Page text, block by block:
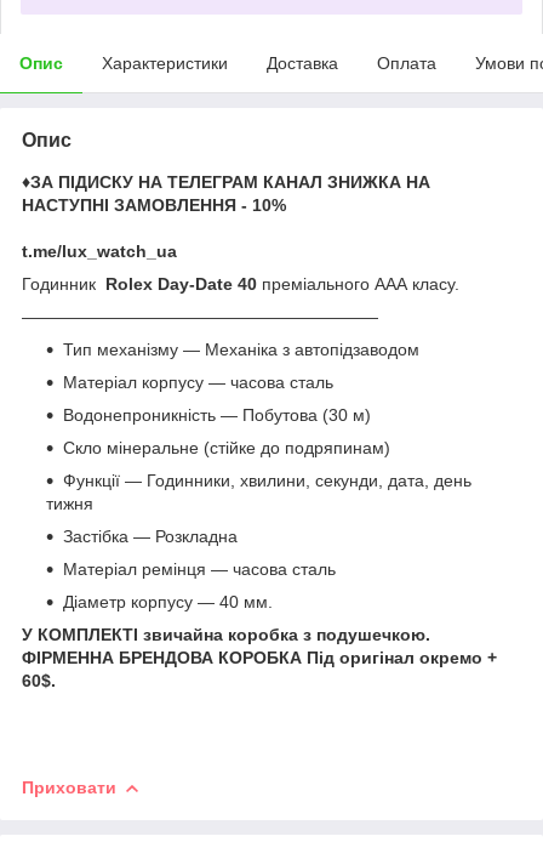
Опис Характеристики Доставка Оплата Умови
Опис
♦️ЗА ПІДИСКУ НА ТЕЛЕГРАМ КАНАЛ ЗНИЖКА НА
НАСТУПНІ ЗАМОВЛЕННЯ - 10%
t.me/lux_watch_ua
Годинник Rolex Day-Date 40 преміального ААА класу.
—————————————————————
Тип механізму — Механіка з автопідзаводом
Матеріал корпусу — часова сталь
Водонепроникність — Побутова (30 м)
Скло мінеральне (стійке до подряпинам)
Функції — Годинники, хвилини, секунди, дата, день
тижня
Застібка — Розкладна
Матеріал ремінця — часова сталь
Діаметр корпусу — 40 мм.
У КОМПЛЕКТІ звичайна коробка з подушечкою.
ФІРМЕННА БРЕНДОВА КОРОБКА Під оригінал окремо +
60$.
Приховати